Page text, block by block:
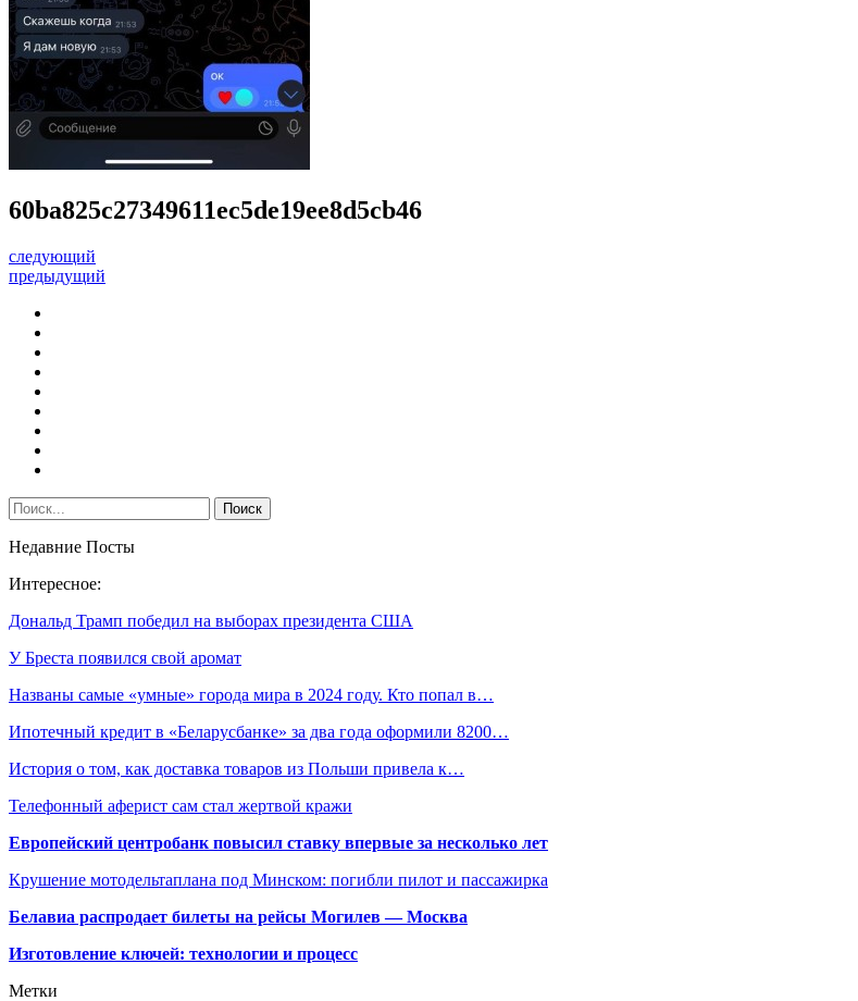
60ba825c27349611ec5de19ee8d5cb46
следующий
предыдущий
Недавние Посты
Интересное:
Дональд Трамп победил на выборах президента США
У Бреста появился свой аромат
Названы самые «умные» города мира в 2024 году. Кто попал в…
Ипотечный кредит в «Беларусбанке» за два года оформили 8200…
История о том, как доставка товаров из Польши привела к…
Телефонный аферист сам стал жертвой кражи
Европейский центробанк повысил ставку впервые за несколько лет
Крушение мотодельтаплана под Минском: погибли пилот и пассажирка
Белавиа распродает билеты на рейсы Могилев — Москва
Изготовление ключей: технологии и процесс
Метки